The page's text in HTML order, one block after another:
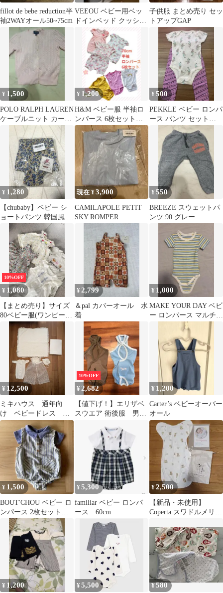
fillot de bebe reduction半
袖2WAYオール50~75cm
VEEOU ベビー用ベッ
ドインベッド クッショ
ン付き
子供服 まとめ売り セッ
トアップGAP
¥ 1,500
POLO RALPH LAUREN
ケーブルニット カーデ
ィガン ピンク 6X
¥ 1,200
H&M ベビー服 半袖ロ
ンパース 6枚セット
70cm
¥500
PEKKLE ベビー ロンパ
ース パンツ セット
¥ 1,280
【chubaby】ベビー シ
ョートパンツ 韓国風 小
花柄 90cm
現在 ¥3,900
CAMILAPOLE PETIT
SKY ROMPER
¥550
BREEZE スウェットパ
ンツ 90 グレー
10%OFF
¥ 1,080
【まとめ売り】サイズ
80ベビー服(ワンピース
セットアップカバーオ
ール)女の子4点
¥ 2,799
＆pal カバーオール 水
着
¥ 1,000
MAKE YOUR DAY ベビ
ー ロンパース マルチボ
¥ 12,500
ミキハウス 通年向
け ベビードレス セ
レモニードレス おくる
み セット
10%OFF
¥2,682
【値下げ！】エリザベ
スウエア 術後服 男の
¥ 1,200
Carter’s ベビーオーバー
オール
¥ 1,500
BOUT'CHOU ベビー ロ
ンパース 2枚セット
60cm
¥5,300
familiar ベビー ロンパ
ース 60cm
¥2,500
【新品・未使用】
Coperta スワドルメリー
¥ 1,200 ¥5,500 ¥580